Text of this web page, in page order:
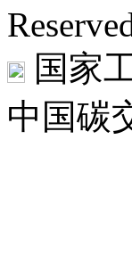
国家
中国碳